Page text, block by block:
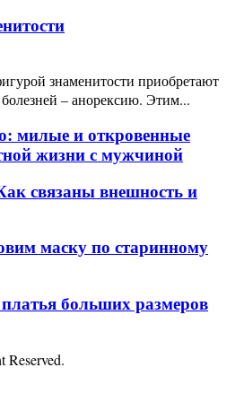
знаменитости приобретают
– анорексию. Этим...
милые и откровенные
жизни с мужчиной
связаны внешность и
маску по старинному
больших размеров
Reserved.